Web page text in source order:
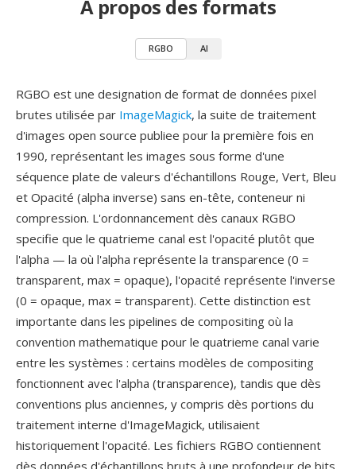
À propos des formats
RGBO AI
RGBO est une designation de format de données pixel
brutes utilisée par ImageMagick, la suite de traitement
d'images open source publiee pour la première fois en
1990, représentant les images sous forme d'une
séquence plate de valeurs d'échantillons Rouge, Vert, Bleu
et Opacité (alpha inverse) sans en-tête, conteneur ni
compression. L'ordonnancement dès canaux RGBO
specifie que le quatrieme canal est l'opacité plutôt que
l'alpha — la où l'alpha représente la transparence (0 =
transparent, max = opaque), l'opacité représente l'inverse
(0 = opaque, max = transparent). Cette distinction est
importante dans les pipelines de compositing où la
convention mathematique pour le quatrieme canal varie
entre les systèmes : certains modèles de compositing
fonctionnent avec l'alpha (transparence), tandis que dès
conventions plus anciennes, y compris dès portions du
traitement interne d'ImageMagick, utilisaient
historiquement l'opacité. Les fichiers RGBO contiennent
dès données d'échantillons bruts à une profondeur de bits